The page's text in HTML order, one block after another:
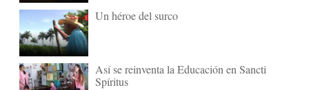
Un héroe del surco
Así se reinventa la Educación en Sancti
Spíritus